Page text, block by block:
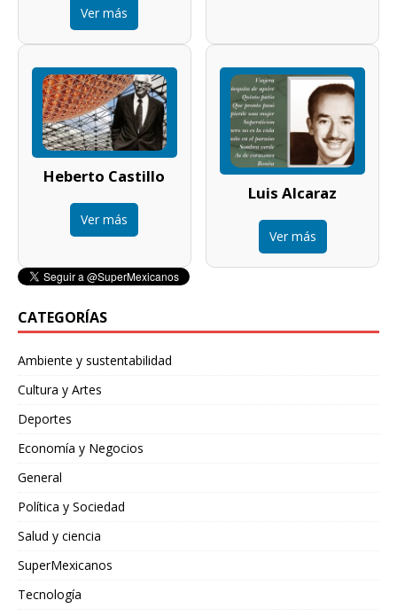
Ver más
Heberto Castillo
Ver más
Luis Alcaraz
Ver más
CATEGORÍAS
Ambiente y sustentabilidad
Cultura y Artes
Deportes
Economía y Negocios
General
Política y Sociedad
Salud y ciencia
SuperMexicanos
Tecnología